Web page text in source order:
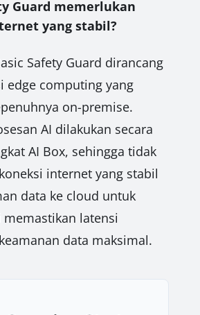
Guard memerlukan
yang stabil?
Safety Guard dirancang
edge computing yang
on-premise.
AI dilakukan secara
AI Box, sehingga tidak
internet yang stabil
data ke cloud untuk
latensi
data maksimal.